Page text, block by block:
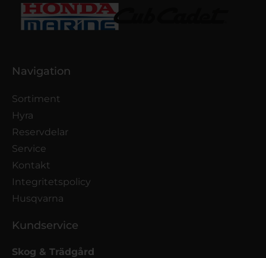
Navigation
Sortiment
Hyra
Reservdelar
Service
Kontakt
Integritetspolicy
Husqvarna
Kundservice
Skog & Trädgård